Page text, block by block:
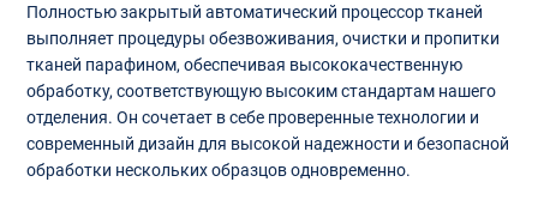
Полностью закрытый автоматический процессор тканей
выполняет процедуры обезвоживания, очистки и пропитки
тканей парафином, обеспечивая высококачественную
обработку, соответствующую высоким стандартам нашего
отделения. Он сочетает в себе проверенные технологии и
современный дизайн для высокой надежности и безопасной
обработки нескольких образцов одновременно.